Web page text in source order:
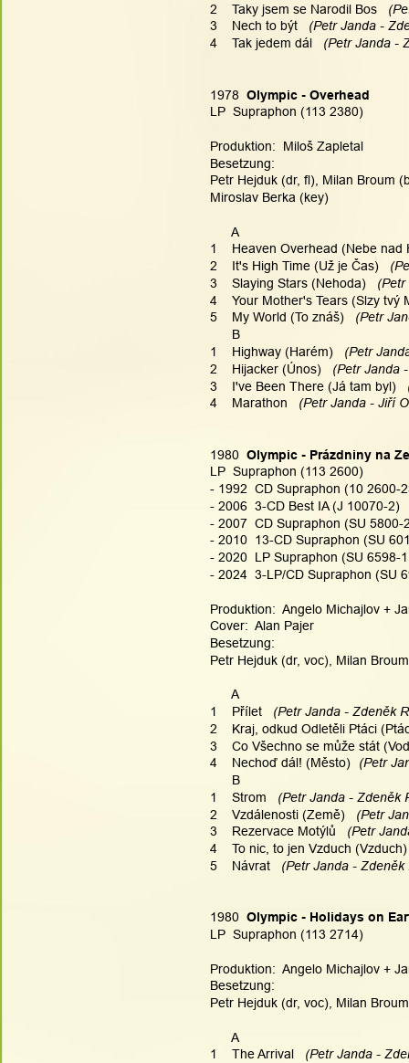
2    Taky jsem se Narodil Bos
3    Nech to být
(Petr Janda -
4    Tak jedem dál
(Petr Janda
1978 Olympic - Overhead
LP  Supraphon (113 2380)
Produktion:  Miloš Zapletal
Besetzung:
Petr Hejduk (dr, fl), Milan Broum
Miroslav Berka (key)
      A
1    Heaven Overhead (Nebe nad
2    It's High Time (Už je Čas)
3    Slaying Stars (Nehoda)
4    Your Mother's Tears (Slzy tvý
5    My World (To znáš)
(Petr
      B
1    Highway (Harém)
(Petr
2    Hijacker (Únos)
(Petr Janda
3    I've Been There (Já tam byl)
4    Marathon
(Petr Janda - Jiří
1980 Olympic - Prázdniny na
LP  Supraphon (113 2600)
- 1992  CD Supraphon (10 2600-
- 2006  3-CD Best IA (J 10070-2)
- 2007  CD Supraphon (SU 5800-
- 2010  13-CD Supraphon (SU
- 2020  LP Supraphon (SU 6598-
- 2024  3-LP/CD Supraphon (SU
Produktion:  Angelo Michajlov +
Cover:  Alan Pajer
Besetzung:
Petr Hejduk (dr, voc), Milan
      A
1    Přílet
(Petr Janda - Zdeněk
2    Kraj, odkud Odletěli Ptáci
3    Co Všechno se může stát
4    Nechoď dál! (Město)
(Petr
      B
1    Strom
(Petr Janda - Zdeněk
2    Vzdálenosti (Země)
(Petr
3    Rezervace Motýlů
(Petr
4    To nic, to jen Vzduch
5    Návrat
(Petr Janda - Zdeněk
1980 Olympic - Holidays on
LP  Supraphon (113 2714)
Produktion:  Angelo Michajlov +
Besetzung:
Petr Hejduk (dr, voc), Milan
      A
1    The Arrival
(Petr Janda -